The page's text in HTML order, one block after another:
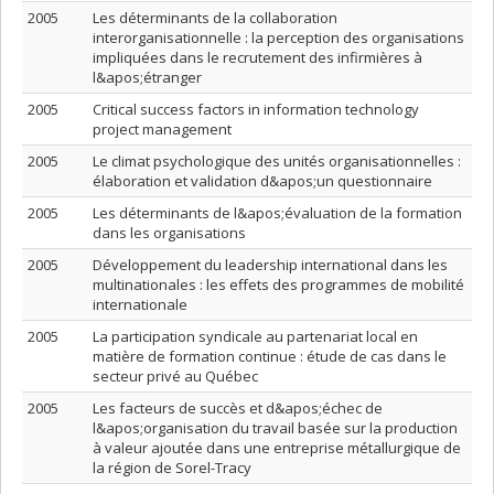
2005
Les déterminants de la collaboration
interorganisationnelle : la perception des organisations
impliquées dans le recrutement des infirmières à
l&apos;étranger
2005
Critical success factors in information technology
project management
2005
Le climat psychologique des unités organisationnelles :
élaboration et validation d&apos;un questionnaire
2005
Les déterminants de l&apos;évaluation de la formation
dans les organisations
2005
Développement du leadership international dans les
multinationales : les effets des programmes de mobilité
internationale
2005
La participation syndicale au partenariat local en
matière de formation continue : étude de cas dans le
secteur privé au Québec
2005
Les facteurs de succès et d&apos;échec de
l&apos;organisation du travail basée sur la production
à valeur ajoutée dans une entreprise métallurgique de
la région de Sorel-Tracy